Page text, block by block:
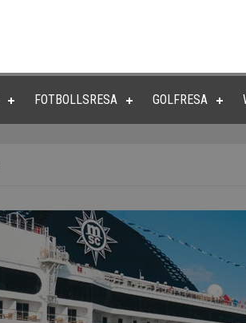
FOTBOLLSRESA GOLFRESA